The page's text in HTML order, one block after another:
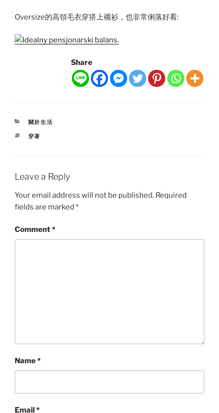
Oversize的高領毛衣穿搭上襯衫，也非常俐落好看:
Share
CATEGORIES
關於生活
TAGS
穿著
Leave a Reply
Your email address will not be published. Required
fields are marked *
Comment*
Name*
Email*